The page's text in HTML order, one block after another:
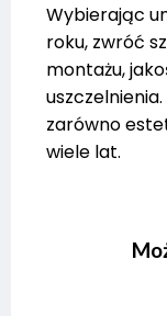
Wybierając
roku, zwróć
montażu,
zarówno
wiele lat.